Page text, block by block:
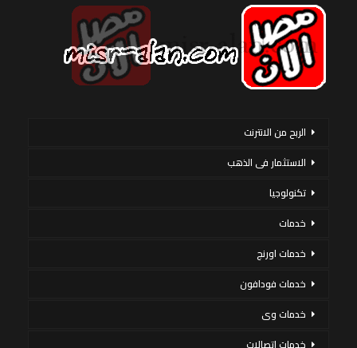
الربح من الانترنت
الاستثمار فى الذهب
تكنولوجيا
خدمات
خدمات اورنج
خدمات فودافون
خدمات وى